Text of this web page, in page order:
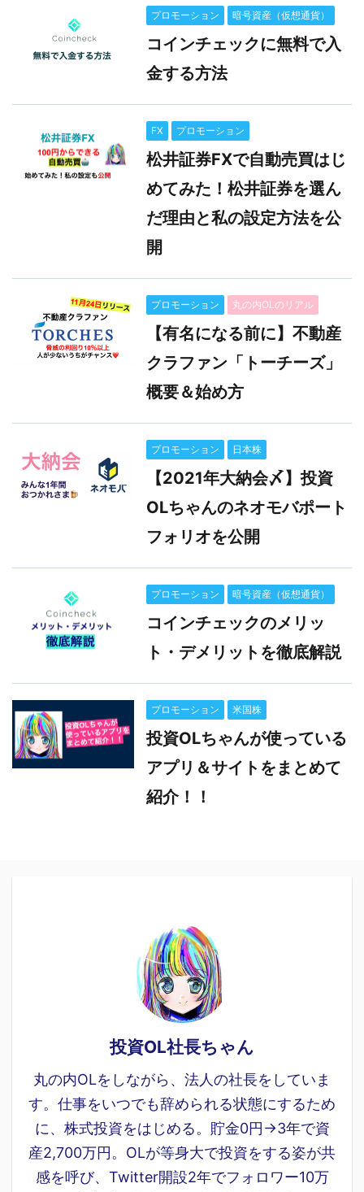
プロモーション 暗号資産（仮想通貨）
コインチェックに無料で入
金する方法
FX プロモーション
松井証券FXで自動売買はじ
めてみた！松井証券を選ん
だ理由と私の設定方法を公
開
プロモーション 丸の内OLのリアル
【有名になる前に】不動産
クラファン「トーチーズ」
概要＆始め方
プロモーション 日本株
【2021年大納会〆】投資
OLちゃんのネオモバポート
フォリオを公開
プロモーション 暗号資産（仮想通貨）
コインチェックのメリッ
ト・デメリットを徹底解説
プロモーション 米国株
投資OLちゃんが使っている
アプリ＆サイトをまとめて
紹介！！
投資OL社長ちゃん
丸の内OLをしながら、法人の社長をしていま
す。仕事をいつでも辞められる状態にするため
に、株式投資をはじめる。貯金0円→3年で資
産2,700万円。OLが等身大で投資をする姿が共
感を呼び、Twitter開設2年でフォロワー10万